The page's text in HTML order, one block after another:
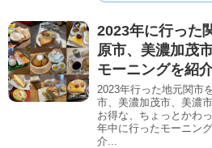
2023年に行った
原市、美濃加茂
モーニングを紹
2023年行った地元関市
市、美濃加茂市、美濃
お得な、ちょっとかわ
年中に行ったモーニン
介...